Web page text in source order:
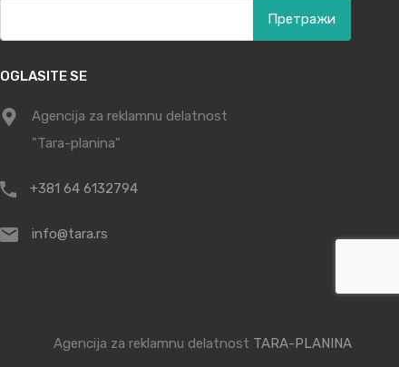
за:
OGLASITE SE
Agencija za reklamnu delatnost
"Tara-planina"
+381 64 6132794
info@tara.rs
Agencija za reklamnu delatnost TARA-PLANINA